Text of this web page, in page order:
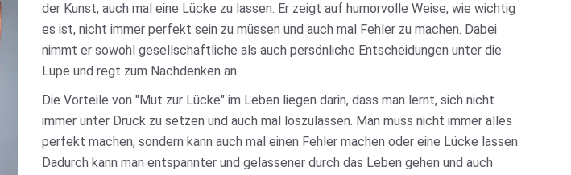
der Kunst, auch mal eine Lücke zu lassen. Er zeigt auf humorvolle Weise, wie wichtig
es ist, nicht immer perfekt sein zu müssen und auch mal Fehler zu machen. Dabei
nimmt er sowohl gesellschaftliche als auch persönliche Entscheidungen unter die
Lupe und regt zum Nachdenken an.
Die Vorteile von "Mut zur Lücke" im Leben liegen darin, dass man lernt, sich nicht
immer unter Druck zu setzen und auch mal loszulassen. Man muss nicht immer alles
perfekt machen, sondern kann auch mal einen Fehler machen oder eine Lücke lassen.
Dadurch kann man entspannter und gelassener durch das Leben gehen und auch